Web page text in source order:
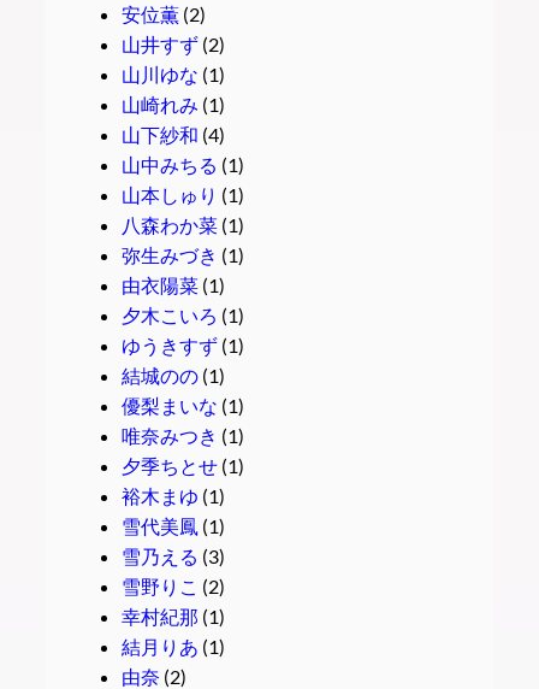
安位薫(2)
山井すず(2)
山川ゆな (1)
山崎れみ (1)
山下紗和 (4)
山中みちる (1)
山本しゅり (1)
八森わか菜(1)
弥生みづき (1)
由衣陽菜(1)
夕木こいろ (1)
ゆうきすず(1)
結城のの(1)
優梨まいな (1)
唯奈みつき (1)
夕季ちとせ(1)
裕木まゆ (1)
雪代美鳳 (1)
雪乃える (3)
雪野りこ (2)
幸村紀那 (1)
結月りあ (1)
由奈 (2)